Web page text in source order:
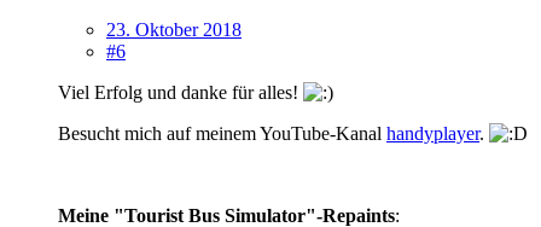
23. Oktober 2018
#6
Viel Erfolg und danke für alles!
Besucht mich auf meinem YouTube-Kanal handyplayer.
Meine "Tourist Bus Simulator"-Repaints: